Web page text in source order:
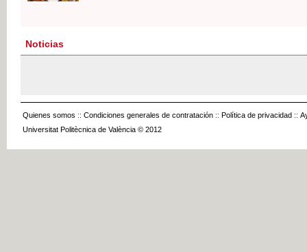
Noticias
Quienes somos :: Condiciones generales de contratación :: Política de privacidad ::
Universitat Politècnica de València © 2012